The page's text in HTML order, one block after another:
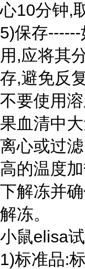
心10分钟,
5)保存
用,应将其
存,避免反
不要使用
果血清中
离心或过
高的温度
下解冻并
解冻。
小鼠elisa
1)标准品: